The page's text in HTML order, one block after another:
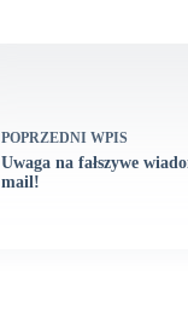
POPRZEDNI WPIS
Uwaga na fałszywe
mail!